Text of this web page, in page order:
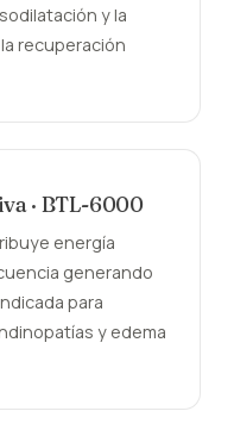
y la
recuperación
· BTL-6000
energía
generando
para
y edema